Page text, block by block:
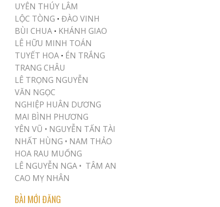
UYÊN THÚY LÂM
LỘC TÒNG • ĐÀO VINH
BÙI CHUA • KHÁNH GIAO
LÊ HỮU MINH TOÁN
TUYẾT HOA • ÉN TRẮNG
TRANG CHÂU
LÊ TRỌNG NGUYỄN
VĂN NGỌC
NGHIỆP HUÂN DƯƠNG
MAI BÌNH PHƯƠNG
YÊN VŨ • NGUYỄN TẤN TÀI
NHẤT HÙNG • NAM THẢO
HOA RAU MUỐNG
LÊ NGUYỄN NGA • TÂM AN
CAO MỴ NHÂN
BÀI MỚI ĐĂNG